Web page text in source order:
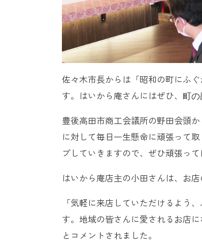
佐々木市長からは「昭和の町にふ
す。はいから庵さんにはぜひ、 町の
豊後高田市商工会議所の野田会頭
に対して毎日一生懸命に頑張って
プしていきますので、ぜひ頑張っ
はいから庵店主の小田さんは、お
「気軽に来店していただけるよう
す。地域の皆さんに愛されるお店
とコメントされました。